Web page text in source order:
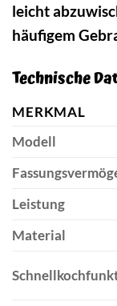
leicht
häufigem
Technische
MERKMAL
Modell
Leistung
Material